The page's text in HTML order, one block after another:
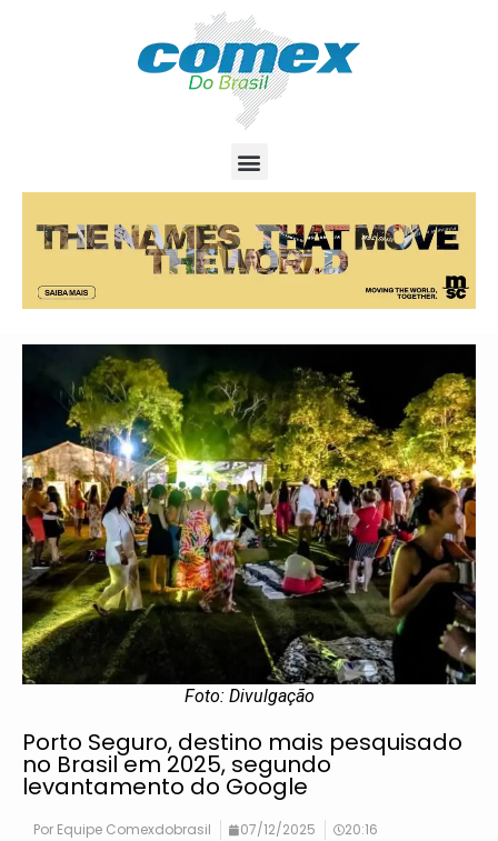
Foto: Divulgação
Porto Seguro, destino mais pesquisado
no Brasil em 2025, segundo
levantamento do Google
Por Equipe Comexdobrasil 07/12/2025 20:16